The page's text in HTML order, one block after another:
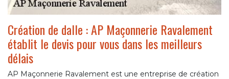
Création de dalle : AP Maçonnerie Ravalement
établit le devis pour vous dans les meilleurs
délais
AP Maçonnerie Ravalement est une entreprise de création